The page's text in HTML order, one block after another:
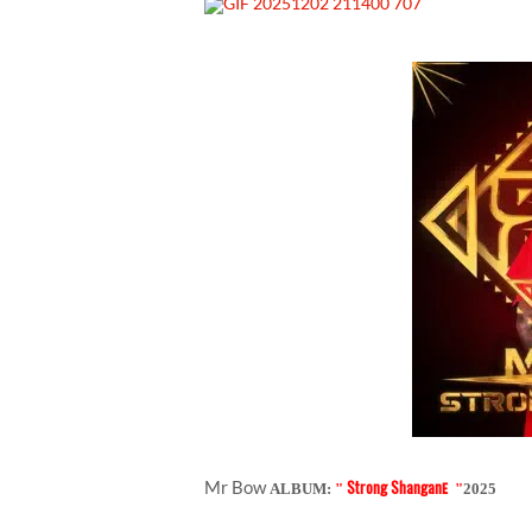
Mr BowALBUM: " Strong Shangane"2025